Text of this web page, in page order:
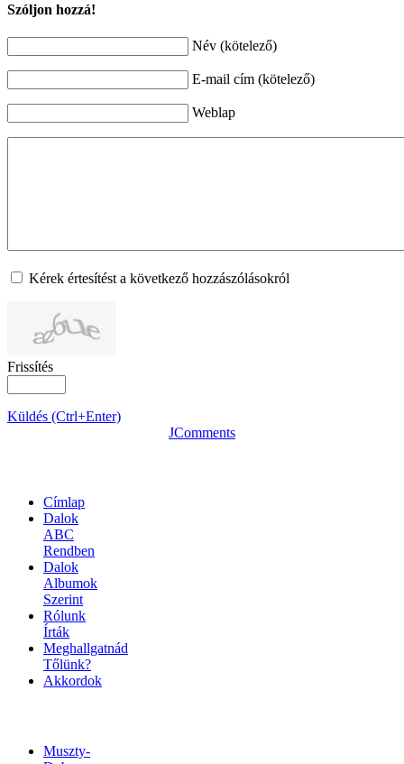
Szóljon hozzá!
Név (kötelező)
E-mail cím (kötelező)
Weblap
Kérek értesítést a következő hozzászólásokról
Frissítés
Küldés (Ctrl+Enter)
JComments
Címlap
Dalok
ABC
Rendben
Dalok
Albumok
Szerint
Rólunk
Írták
Meghallgatnád
Tőlünk?
Akkordok
Muszty-